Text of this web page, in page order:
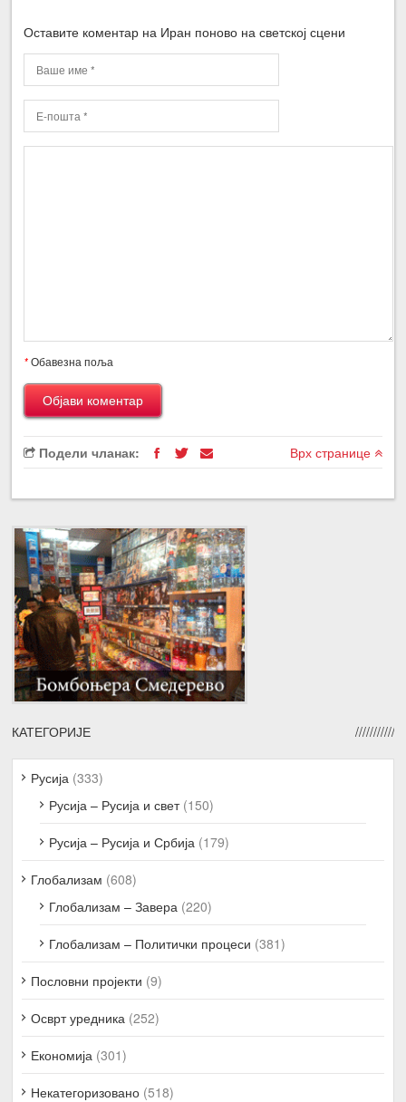
Оставите коментар на Иран поново на светској сцени
*Обавезна поља
Подели чланак: Врх странице
КАТЕГОРИЈЕ
Русија (333)
Русија – Русија и свет(150)
Русија – Русија и Србија (179)
Глобализам (608)
Глобализам – Завера (220)
Глобализам – Политички процеси (381)
Пословни пројекти (9)
Осврт уредника (252)
Економија (301)
Некатегоризовано (518)